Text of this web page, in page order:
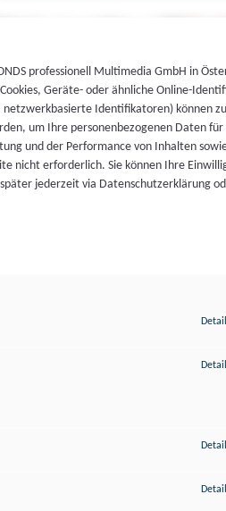
professionell Multimedia GmbH in
Geräte- oder ähnliche Online-
Identifikatoren) können
um Ihre personenbezogenen Daten für
und der Performance von Inhalten
nicht erforderlich. Sie können Ihre
jederzeit via Datenschutzerklärung